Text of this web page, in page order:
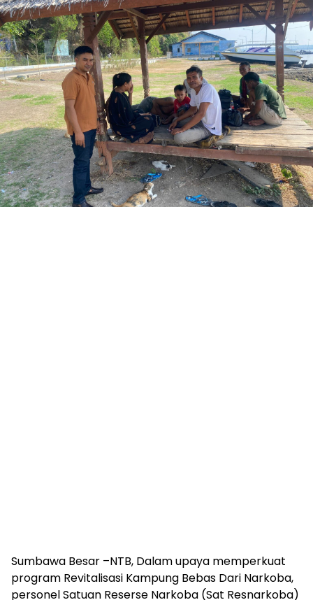
Sumbawa Besar –NTB, Dalam upaya memperkuat
program Revitalisasi Kampung Bebas Dari Narkoba,
personel Satuan Reserse Narkoba (Sat Resnarkoba)